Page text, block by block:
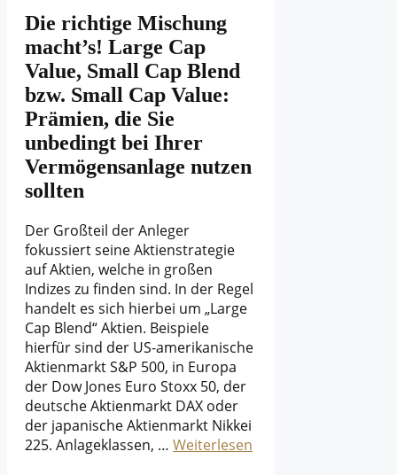
Die richtige Mischung
macht’s! Large Cap
Value, Small Cap Blend
bzw. Small Cap Value:
Prämien, die Sie
unbedingt bei Ihrer
Vermögensanlage nutzen
sollten
Der Großteil der Anleger
fokussiert seine Aktienstrategie
auf Aktien, welche in großen
Indizes zu finden sind. In der Regel
handelt es sich hierbei um „Large
Cap Blend“ Aktien. Beispiele
hierfür sind der US-amerikanische
Aktienmarkt S&P 500, in Europa
der Dow Jones Euro Stoxx 50, der
deutsche Aktienmarkt DAX oder
der japanische Aktienmarkt Nikkei
225. Anlageklassen, … Weiterlesen